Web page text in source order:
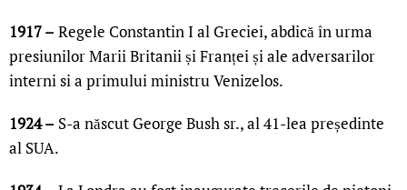
1917 –Regele Constantin I al Greciei, abdică în urma
presiunilor Marii Britanii și Franței și ale adversarilor
interni si a primului ministru Venizelos.
1924 – S-a născut George Bush sr., al 41-lea președinte
al SUA.